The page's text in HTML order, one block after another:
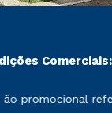
Comerciais:
períodos de
promocional